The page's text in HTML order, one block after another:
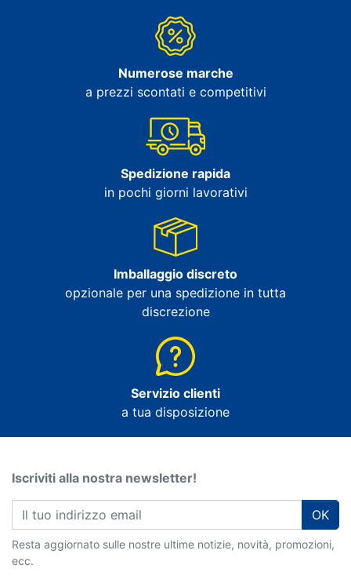
Numerose marche
a prezzi scontati e competitivi
Spedizione rapida
in pochi giorni lavorativi
Imballaggio discreto
opzionale per una spedizione in tutta
discrezione
Servizio clienti
a tua disposizione
Iscriviti alla nostra newsletter!
OK
Resta aggiornato sulle nostre ultime notizie, novità, promozioni,
ecc.